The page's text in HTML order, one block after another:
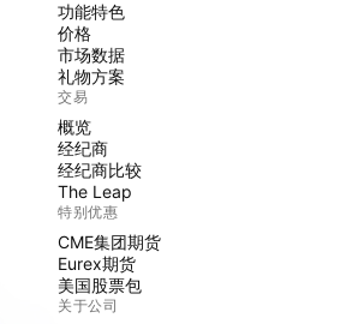
功能特色
价格
市场数据
礼物方案
交易
概览
经纪商
经纪商比较
The Leap
特别优惠
CME集团期货
Eurex期货
美国股票包
关于公司